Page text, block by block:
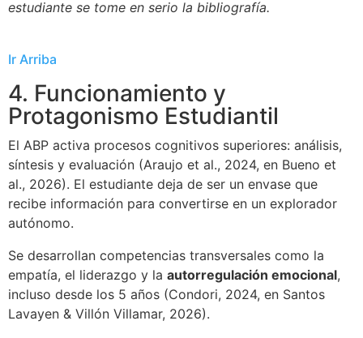
estudiante se tome en serio la bibliografía.
Ir Arriba
4. Funcionamiento y
Protagonismo Estudiantil
El ABP activa procesos cognitivos superiores: análisis,
síntesis y evaluación (Araujo et al., 2024, en Bueno et
al., 2026). El estudiante deja de ser un envase que
recibe información para convertirse en un explorador
autónomo.
Se desarrollan competencias transversales como la
empatía, el liderazgo y la autorregulación emocional,
incluso desde los 5 años (Condori, 2024, en Santos
Lavayen & Villón Villamar, 2026).